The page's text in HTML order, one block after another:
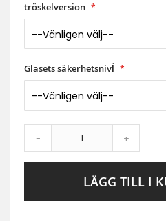
tröskelversion
Glasets säkerhetsnivĺ
- +
LÄGG TILL I